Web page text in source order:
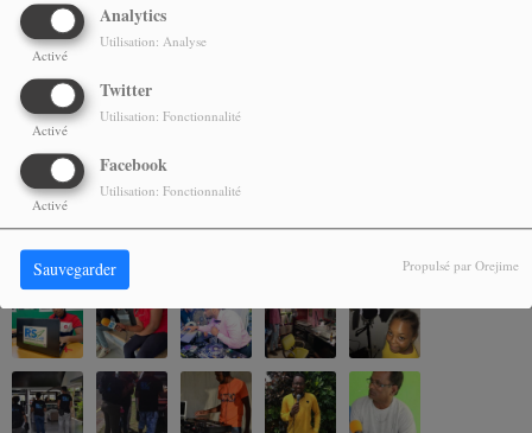
Analytics
Activé
Utilisation: Analyse
Twitter
Activé
Utilisation: Fonctionnalité
Facebook
Activé
Utilisation: Fonctionnalité
Sauvegarder Propulsé par Orejime
Vous devez être connecté pour commenter
NOS ALBUMS PHOTOS